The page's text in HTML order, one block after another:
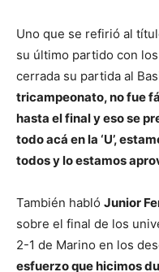
Uno que se refirió al
su último partido con
cerrada su partida al
tricampeonato, no fue
hasta el final y eso se
todo acá en la ‘U’,
todos y lo estamos
También habló Junior
sobre el final de los
2-1 de Marino en los
esfuerzo que hicimos